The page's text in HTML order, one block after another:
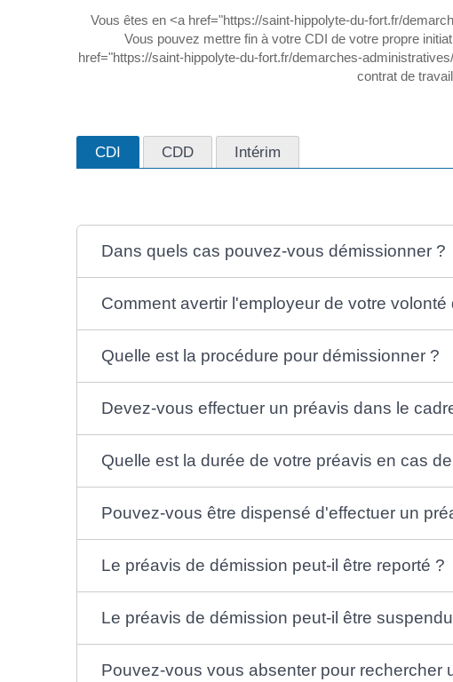
Vous êtes en <a href="https://saint-hippolyte-du-fort.fr/
Vous pouvez mettre fin à votre CDI de votre propre
href="https://saint-hippolyte-du-fort.fr/demarches-
contrat de
CDI CDD Intérim
Dans quels cas pouvez-vous démissionner ?
Comment avertir l'employeur de votre
Quelle est la procédure pour démissionner ?
Devez-vous effectuer un préavis dans le
Quelle est la durée de votre préavis en cas
Pouvez-vous être dispensé d'effectuer un
Le préavis de démission peut-il être reporté ?
Le préavis de démission peut-il être
Pouvez-vous vous absenter pour rechercher